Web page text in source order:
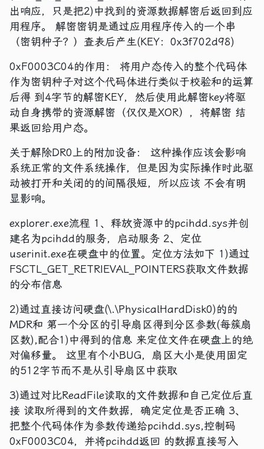
出响应，只是把2)中找到的资源数据解密后返回到应
用程序。 解密密钥是通过应用程序传入的一个串
（密钥种子？）查表后产生(KEY：0x3f702d98)
0xF0003C04的作用： 将用户态传入的整个代码体
作为密钥种子对这个代码体进行类似于校验和的运算
后得 到4字节的解密KEY，然后使用此解密key将驱
动自身携带的资源解密（仅仅是XOR），将解密 结
果返回给用户态。
关于解除DR0上的附加设备： 这种操作应该会影响
系统正常的文件系统操作，但是因为实际操作时此驱
动被打开和关闭的的间隔很短，所以应该 不会有明
显影响。
explorer.exe流程 1、释放资源中的pcihdd.sys并创
建名为pcihdd的服务，启动服务 2、定位
userinit.exe在硬盘中的位置。定位方法如下 1)通过
FSCTL_GET_RETRIEVAL_POINTERS获取文件数据
的分布信息
2)通过直接访问硬盘(\.\PhysicalHardDisk0)的的
MDR和 第一个分区的引导扇区得到分区参数(每簇扇
区数),配合1)中得到的信息 来定位文件在硬盘上的绝
对偏移量。 这里有个小BUG，扇区大小是使用固定
的512字节而不是从引导扇区中获取
3)通过对比ReadFile读取的文件数据和自己定位后直
接 读取所得到的文件数据，确定定位是否正确 3、
把整个代码体作为参数传递给pcihdd.sys,控制码
0xF0003C04，并将pcihdd返回 的数据直接写入